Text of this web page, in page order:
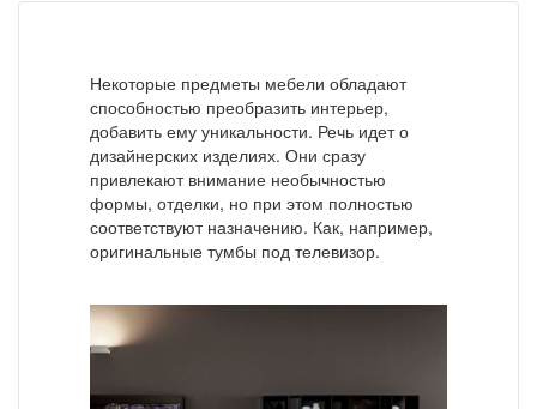
Некоторые предметы мебели обладают
способностью преобразить интерьер,
добавить ему уникальности. Речь идет о
дизайнерских изделиях. Они сразу
привлекают внимание необычностью
формы, отделки, но при этом полностью
соответствуют назначению. Как, например,
оригинальные тумбы под телевизор.